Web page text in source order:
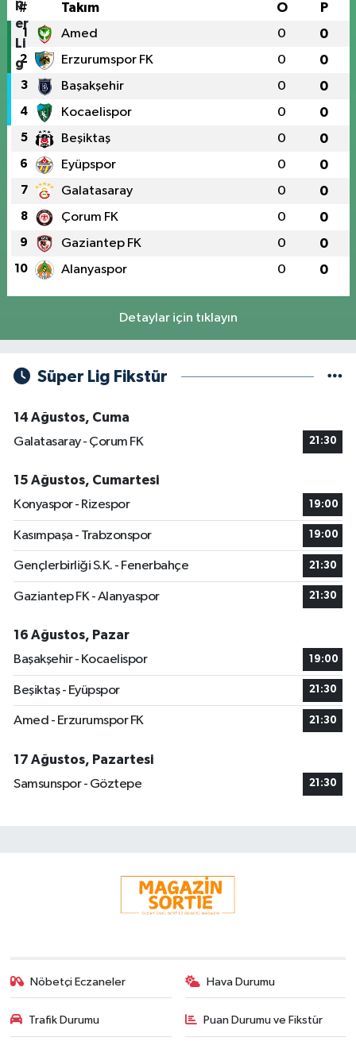
# Takım O P
1 Amed 0 0
2 Erzurumspor FK 0 0
3 Başakşehir 0 0
4 Kocaelispor 0 0
5 Beşiktaş 0 0
6 Eyüpspor 0 0
7 Galatasaray 0 0
8 Çorum FK 0 0
9 Gaziantep FK 0 0
10 Alanyaspor 0 0
Detaylar için tıklayın
Süper Lig Fikstür
14 Ağustos, Cuma
Galatasaray - Çorum FK
21:30
15 Ağustos, Cumartesi
Konyaspor - Rizespor
19:00
Kasımpaşa - Trabzonspor 19:00
Gençlerbirliği S.K. - Fenerbahçe 21:30
Gaziantep FK - Alanyaspor 21:30
16 Ağustos, Pazar
Başakşehir - Kocaelispor
19:00
Beşiktaş - Eyüpspor 21:30
Amed - Erzurumspor FK 21:30
17 Ağustos, Pazartesi
Samsunspor - Göztepe
21:30
Nöbetçi Eczaneler Hava Durumu
Trafik Durumu Puan Durumu ve Fikstür